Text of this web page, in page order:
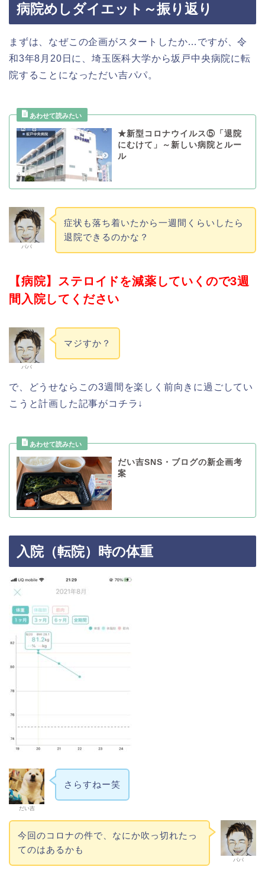
病院めしダイエット～振り返り
まずは、なぜこの企画がスタートしたか…ですが、令
和3年8月20日に、埼玉医科大学から坂戸中央病院に転
院することになっただい吉パパ。
★新型コロナウイルス⑤「退院
にむけて」～新しい病院とルー
ル
パパ
症状も落ち着いたから一週間くらいしたら
退院できるのかな？
【病院】ステロイドを減薬していくので3週
間入院してください
パパ
マジすか？
で、どうせならこの3週間を楽しく前向きに過ごしてい
こうと計画した記事がコチラ↓
だい吉SNS・ブログの新企画考
案
入院（転院）時の体重
だい吉
さらすねー笑
パパ
今回のコロナの件で、なにか吹っ切れたっ
てのはあるかも